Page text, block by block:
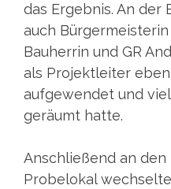
das Ergebnis. An der
auch
Bauherrin und GR
als Projektleiter
aufgewendet und
geräumt hatte.
Anschließend an den
Probelokal